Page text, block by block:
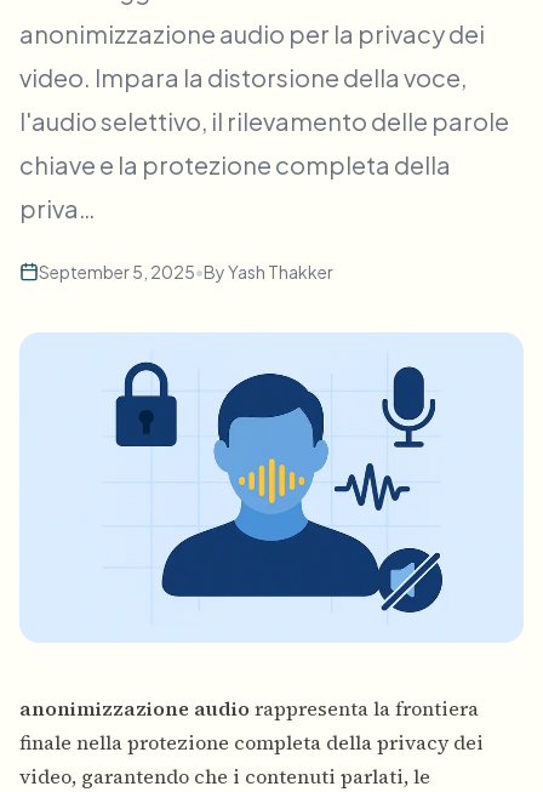
Scambio viso - Video
Intelligenza video
Sfocatura video in batch
Sfocatura visi in blocco
Pipeline ad alto rendimento
Zone, policy e revisione enterprise
API & SDK
Automatizza upload, job e webhook
Modulo di contatto
Intelligenza video
Rimozione sfondo in blocco
anonimizzazione audio per la privacy dei
video. Impara la distorsione della voce,
l'audio selettivo, il rilevamento delle parole
chiave e la protezione completa della
priva…
September 5, 2025•ByYash Thakker
anonimizzazione audio rappresenta la frontiera
finale nella protezione completa della privacy dei
video, garantendo che i contenuti parlati, le